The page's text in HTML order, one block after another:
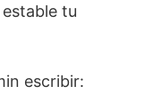
tu
escribir: